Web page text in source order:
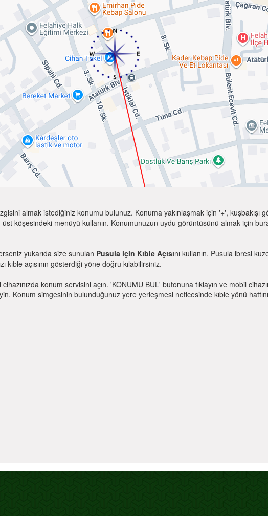
almak istediğiniz konumu bulunuz. Konuma yakınlaşmak için '+', kuşbakışı
köşesindeki menüyü kullanın. Konumunuzun uydu görüntüsünü almak için
yukarıda size sunulan Pusula için Kıble Açısını kullanın. Pusula ibresi
kıble açısının gösterdiği yöne doğru kılabilirsiniz.
konum servisini açın. 'KONUMU BUL' butonuna tıklayın ve mobil
Konum simgesinin bulunduğunuz yere yerleşmesi neticesinde kıble yönü